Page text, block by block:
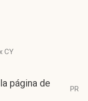
CY
página de
PR